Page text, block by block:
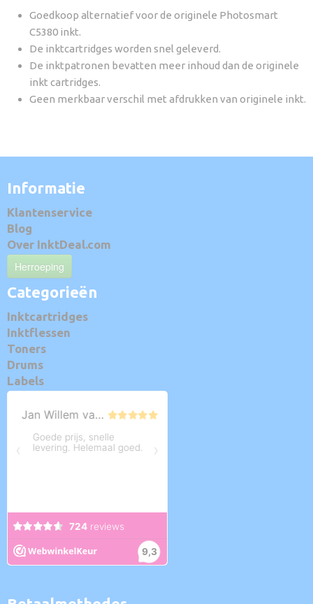
Goedkoop alternatief voor de originele Photosmart
C5380 inkt.
De inktcartridges worden snel geleverd.
De inktpatronen bevatten meer inhoud dan de originele
inkt cartridges.
Geen merkbaar verschil met afdrukken van originele inkt.
Informatie
Klantenservice
Blog
Over InktDeal.com
Herroeping
Categorieën
Inktcartridges
Inktflessen
Toners
Drums
Labels